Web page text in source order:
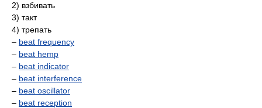
2) взбивать
3) такт
4) трепать
– beat frequency
– beat hemp
– beat indicator
– beat interference
– beat oscillator
– beat reception